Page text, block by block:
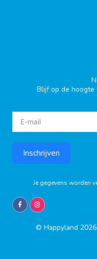
Blijf op de hoogte
Inschrijven
Je gegevens worden
© Happyland